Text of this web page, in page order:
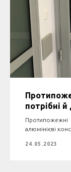
потрібні
Протипожежні
алюмінієві
24.05.2023